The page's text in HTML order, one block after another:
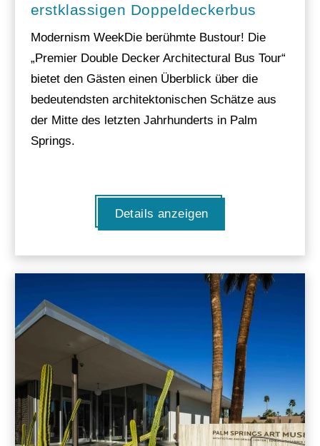
erstklassigen Doppeldeckerbus
Modernism WeekDie berühmte Bustour! Die
„Premier Double Decker Architectural Bus Tour“
bietet den Gästen einen Überblick über die
bedeutendsten architektonischen Schätze aus
der Mitte des letzten Jahrhunderts in Palm
Springs.
Details anzeigen